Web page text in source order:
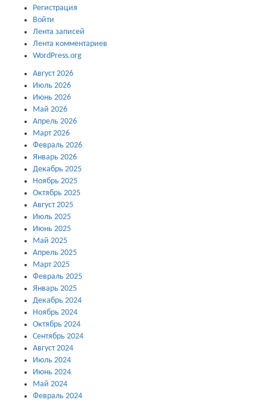
Регистрация
Войти
Лента записей
Лента комментариев
WordPress.org
Август 2026
Июль 2026
Июнь 2026
Май 2026
Апрель 2026
Март 2026
Февраль 2026
Январь 2026
Декабрь 2025
Ноябрь 2025
Октябрь 2025
Август 2025
Июль 2025
Июнь 2025
Май 2025
Апрель 2025
Март 2025
Февраль 2025
Январь 2025
Декабрь 2024
Ноябрь 2024
Октябрь 2024
Сентябрь 2024
Август 2024
Июль 2024
Июнь 2024
Май 2024
Февраль 2024